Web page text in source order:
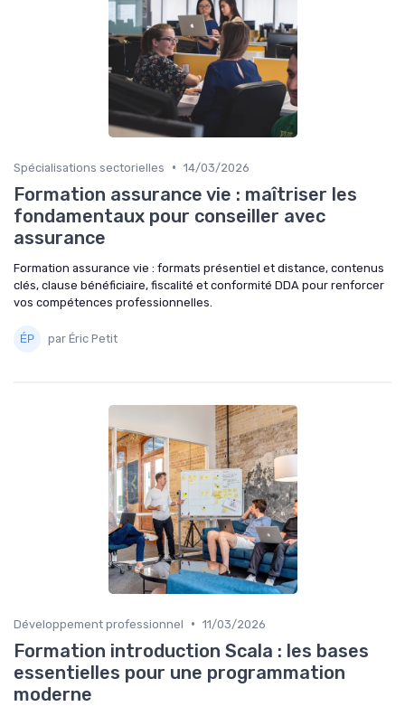
Spécialisations sectorielles • 14/03/2026
Formation assurance vie : maîtriser les
fondamentaux pour conseiller avec
assurance
Formation assurance vie : formats présentiel et distance, contenus
clés, clause bénéficiaire, fiscalité et conformité DDA pour renforcer
vos compétences professionnelles.
par Éric Petit
Développement professionnel • 11/03/2026
Formation introduction Scala : les bases
essentielles pour une programmation
moderne